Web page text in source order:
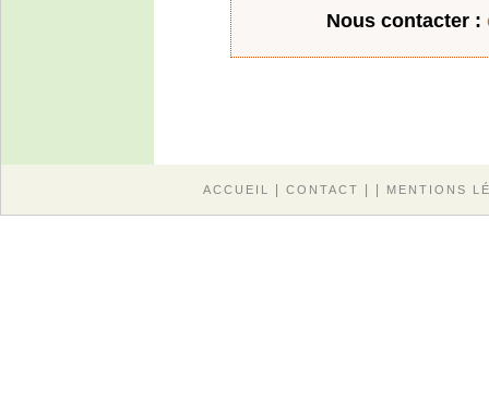
Nous contacter :
ACCUEIL CONTACT MENTIONS